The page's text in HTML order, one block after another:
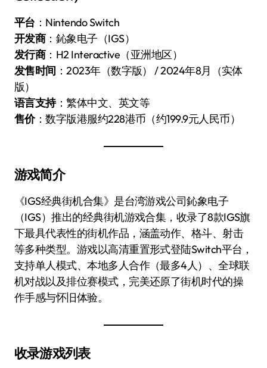
平台 ：Nintendo Switch
开发商：鈊象电子（IGS）
发行商：H2 Interactive（亚洲地区）
发售时间 ：2023年（数字版） / 2024年8月（实体
版）
语言支持：繁体中文、英文等
售价：数字版港服约228港币（约199.9元人民币）
游戏简介
《IGS经典街机合集》是台湾游戏公司鈊象电子
（IGS）推出的经典街机游戏合集，收录了8款IGS旗
下最具代表性的街机作品，涵盖动作、格斗、射击
等多种类型。游戏以高清重置形式登陆Switch平台，
支持单人模式、本地多人合作（最多4人）、全球联
机对战以及排位赛模式，完美还原了街机时代的操
作手感与怀旧体验。
收录游戏列表